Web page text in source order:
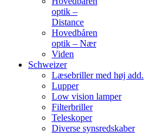
optik –
Distance
Hovedbåren
optik – Nær
Viden
Schweizer
Læsebriller med høj add.
Lupper
Low vision lamper
Filterbriller
Teleskoper
Diverse synsredskaber